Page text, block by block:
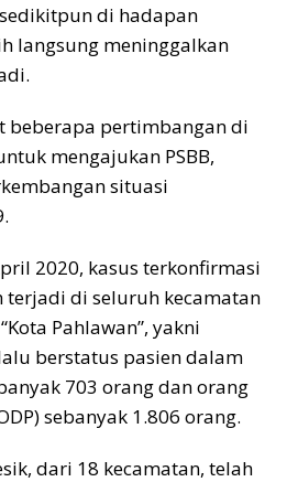
di hadapan
langsung meninggalkan
beberapa pertimbangan di
mengajukan PSBB,
situasi
2020, kasus terkonfirmasi
terjadi di seluruh kecamatan
Pahlawan”, yakni
berstatus pasien dalam
703 orang dan orang
sebanyak 1.806 orang.
dari 18 kecamatan, telah